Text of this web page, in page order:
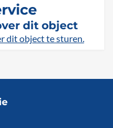
dit object
dit object te sturen.